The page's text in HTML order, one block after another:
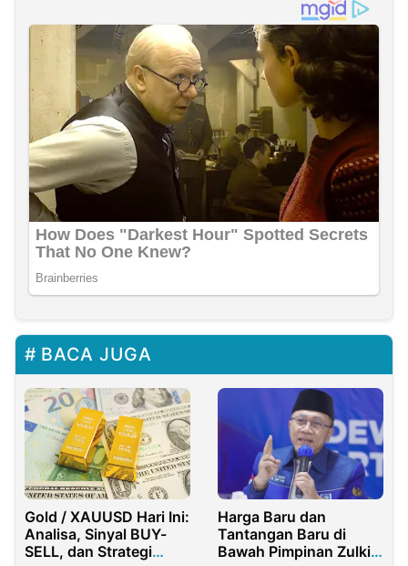
BACA JUGA
Gold / XAUUSD Hari Ini:
Analisa, Sinyal BUY-
SELL, dan Strategi
Harga Baru dan
Tantangan Baru di
Bawah Pimpinan Zulkifli